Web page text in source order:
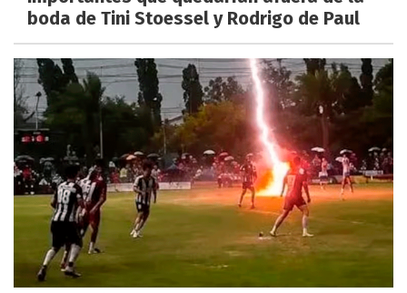
boda de Tini Stoessel y Rodrigo de Paul